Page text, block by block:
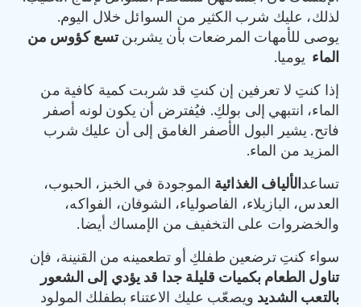
لذلك، عليك شرب الكثير من السوائل خلال اليوم.
يوصى للأمهات المرضعات بأن يشربنتسع كؤوس من
الماء يوميا.
إذا كنتِ لا تعرفين إن كنتِ قد شربت كمية كافية من
الماء، انتبهي إلى بولكِ. فيُفترض أن يكون لونه أصفر
فاتح. يشير البول الأصفر الغامق إلى أن عليك شرب
المزيد من الماء.
تساعد الألياف الغذائية الموجودة في الخبز، الحبوب،
العدس، البازيلاء، الفاصولياء، الشوفان، الفواكه،
والخضروات على التخفيف من الإمساك أيضا.
سواء كنتِ ترضعين طفلكِ أو تطعمينه من القنينة، فإن
تناول الطعام بكميات قليلة جدا قد يؤدي إلى الشعور
بالتعب الشديد ويصعّب عليك الاعتناء بطفلك المولود